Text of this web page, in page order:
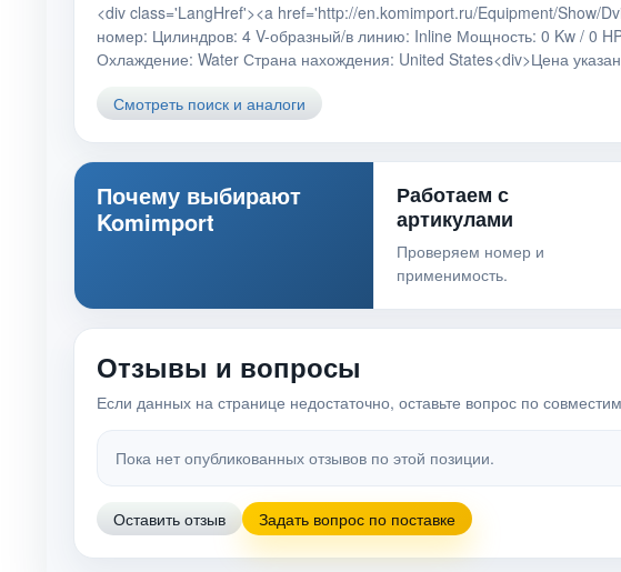
<div class='LangHref'><a href='http://en.komimport.ru/Equipment/Show/
номер: Цилиндров: 4 V-образный/в линию: Inline Мощность: 0 Kw / 0
Охлаждение: Water Страна нахождения: United States<div>Цена
Смотреть поиск и аналоги
Почему выбирают
Komimport
Работаем с
артикулами
Проверяем номер и
применимость.
Отзывы и вопросы
Если данных на странице недостаточно, оставьте вопрос по
Пока нет опубликованных отзывов по этой позиции.
Оставить отзыв Задать вопрос по поставке